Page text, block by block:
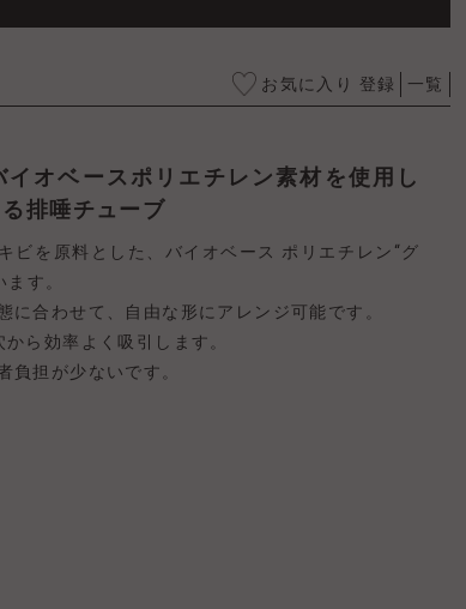
お気に入り 登録 一覧
排唾チューブ
ビを原料とした、バイオベース ポリエチレン“グ
す。
に合わせて、自由な形にアレンジ可能です。
ら効率よく吸引します。
負担が少ないです。